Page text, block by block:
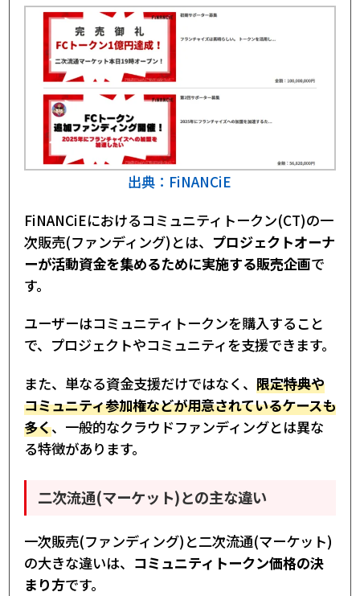
はない
ロックアップ解除後に売却した場合をシミュレ
ーション
25％ずつ売却していれば売値が高かった可能性
初回ファンディング参加者は512.3599円の高値
を経験
売却時や売上金を出金する際の手数料にも注意
それでもFCトークンを保有し続ける理由
FC事業への期待と応援
IEOや将来性への期待
実際に保有して感じたFCトークンの魅力
コミュニティトークンの一次販売体験談と保有
理由｜まとめ出典：FiNANCiE
FiNANCiEにおけるコミュニティトークン(CT)の一
次販売(ファンディング)とは、 プロジェクトオーナ
ーが活動資金を集めるために実施する販売企画で
す。
ユーザーはコミュニティトークンを購入すること
で、プロジェクトやコミュニティを支援できます。
また、単なる資金支援だけではなく、 限定特典や
コミュニティ参加権などが用意されているケースも
多く、一般的なクラウドファンディングとは異な
る特徴があります。
二次流通(マーケット)との主な違い
一次販売(ファンディング)と二次流通(マーケット)
の大きな違いは、 コミュニティトークン価格の決
まり方です。